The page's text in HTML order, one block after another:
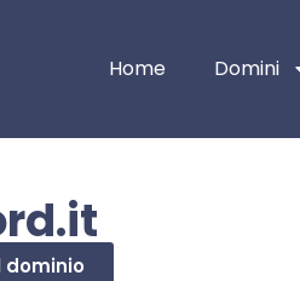
Home Domini